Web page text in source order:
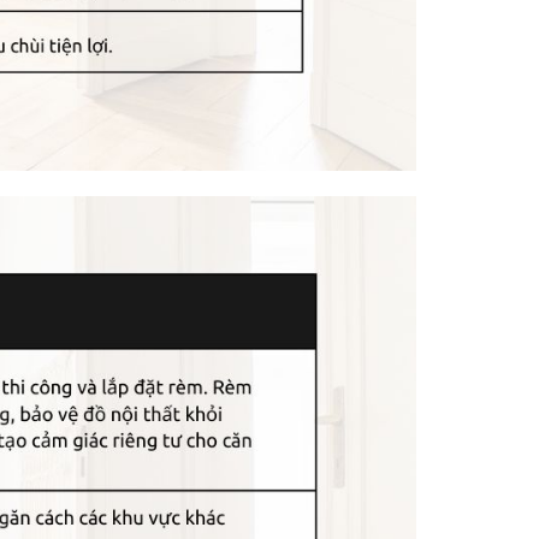
trí sang trọng, tinh tế cho không gian nội thất.
thỏa sức sáng tạo và tô điểm cho ngôi nhà